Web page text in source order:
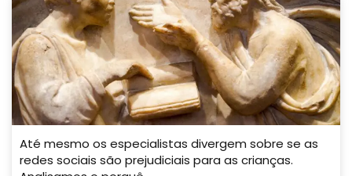
Até mesmo os especialistas divergem sobre se as
redes sociais são prejudiciais para as crianças.